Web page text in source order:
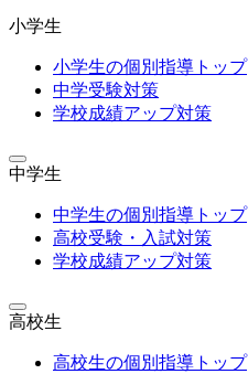
小学生
小学生の個別指導トップ
中学受験対策
学校成績アップ対策
中学生
中学生の個別指導トップ
高校受験・入試対策
学校成績アップ対策
高校生
高校生の個別指導トップ